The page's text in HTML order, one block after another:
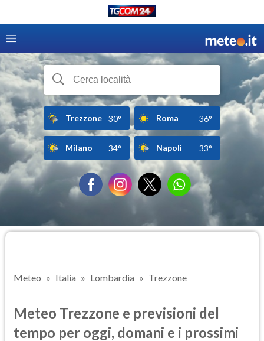
Trezzone 30° Roma 36°
Milano 34° Napoli 33°
Meteo Italia Lombardia Trezzone
Meteo Trezzone e previsioni del
tempo per oggi, domani e i prossimi